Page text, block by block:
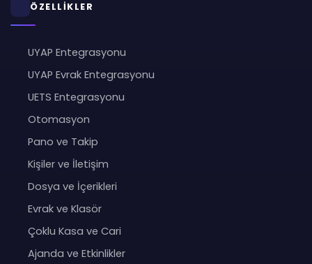
ÖZELLİKLER
UYAP Entegrasyonu
UYAP Evrak Entegrasyonu
UETS Entegrasyonu
Otomasyon
Pano ve Takip
Kişiler ve İletişim
Dosya ve İçerikleri
Evrak ve Klasör
Çoklu Kasa ve Cari
Ajanda ve Etkinlikler